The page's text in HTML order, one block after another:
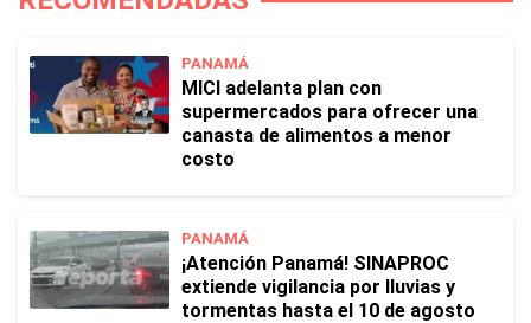
PANAMÁ
MICI adelanta plan con
supermercados para ofrecer una
canasta de alimentos a menor
costo
PANAMÁ
¡Atención Panamá! SINAPROC
extiende vigilancia por lluvias y
tormentas hasta el 10 de agosto